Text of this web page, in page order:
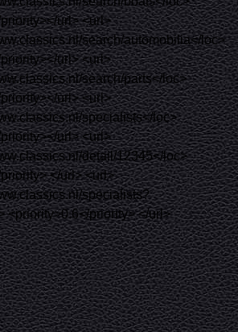
priority></url><url>
search/automobilia</loc>
priority></url><url>
search/parts</loc>
priority></url><url>
specialists</loc>
priority></url><url>
detail/12345</loc>
priority></url><url>
specialists?
<priority>0.6</priority></url>